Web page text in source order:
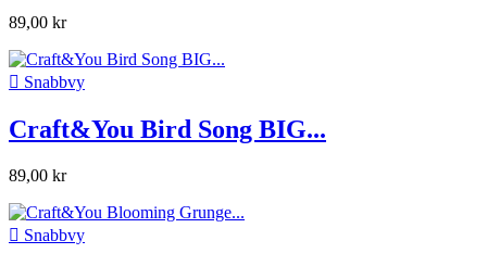
89,00 kr
 Snabbvy
Craft&You Bird Song BIG...
89,00 kr
 Snabbvy